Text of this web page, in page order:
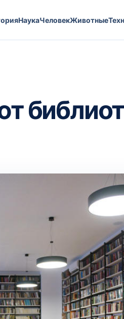
НаукаЧеловекЖивотные